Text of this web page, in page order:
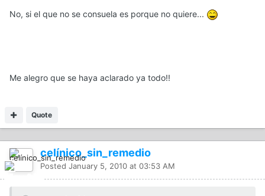
No, si el que no se consuela es porque no quiere...
Me alegro que se haya aclarado ya todo!!
Quote
celínico_sin_remedio
Posted January 5, 2010 at 03:53 AM